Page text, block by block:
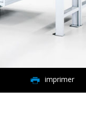
imprimer